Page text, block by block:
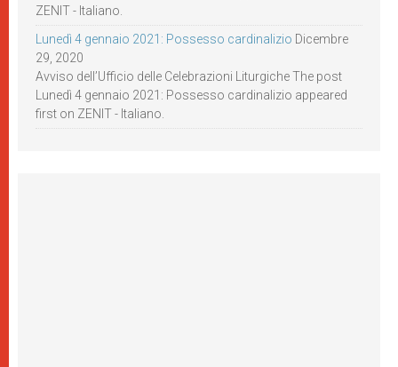
ZENIT - Italiano.
Lunedì 4 gennaio 2021: Possesso cardinalizio Dicembre
29, 2020
Avviso dell’Ufficio delle Celebrazioni Liturgiche The post
Lunedì 4 gennaio 2021: Possesso cardinalizio appeared
first on ZENIT - Italiano.